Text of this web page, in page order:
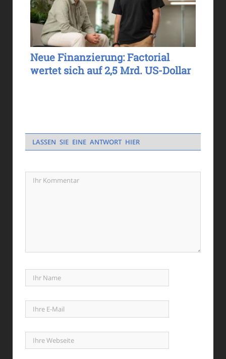
Neue Finanzierung: Factorial
wertet sich auf 2,5 Mrd. US-Dollar
LASSEN SIE EINE ANTWORT HIER